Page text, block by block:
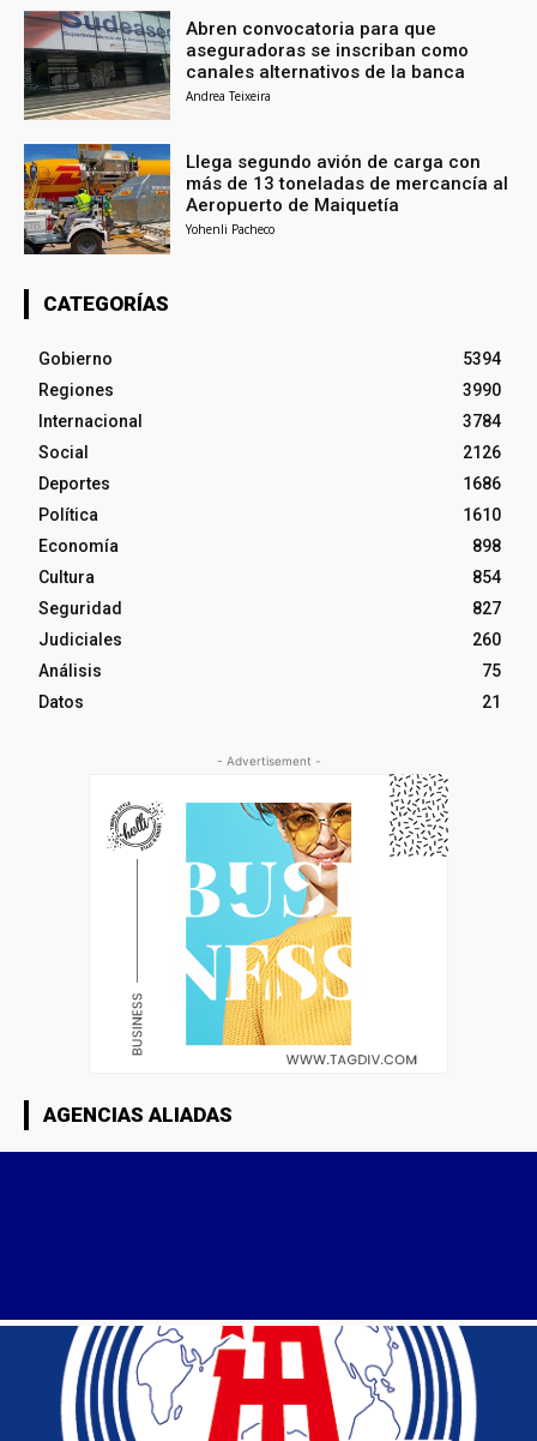
Abren convocatoria para que
aseguradoras se inscriban como
canales alternativos de la banca
Andrea Teixeira
Llega segundo avión de carga con
más de 13 toneladas de mercancía al
Aeropuerto de Maiquetía
Yohenli Pacheco
CATEGORÍAS
Gobierno
5394
Regiones
3990
Internacional
3784
Social
2126
Deportes
1686
Política
1610
Economía
898
Cultura
854
Seguridad
827
Judiciales
260
Análisis
75
Datos
21
- Advertisement -
AGENCIAS ALIADAS